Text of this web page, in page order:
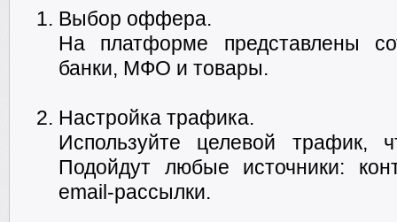
Выбор оффера.
На платформе представлены
банки, МФО и товары.
Настройка трафика.
Используйте целевой трафик,
Подойдут любые источники:
email-рассылки.